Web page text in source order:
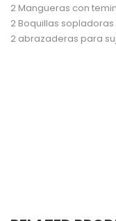
2 Mangueras con
2 Boquillas
2 abrazaderas para